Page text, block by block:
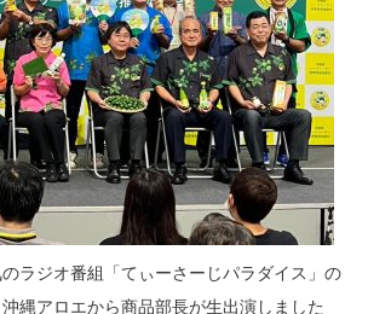
ラジオ番組「てぃーさーじパラダイス」の
縄アロエから商品部長が生出演しました